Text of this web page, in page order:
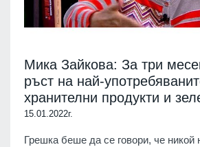
Мика Зайкова: За три
ръст на най-
хранителни продукти и
15.01.2022г.
Грешка беше да се говори, че никой